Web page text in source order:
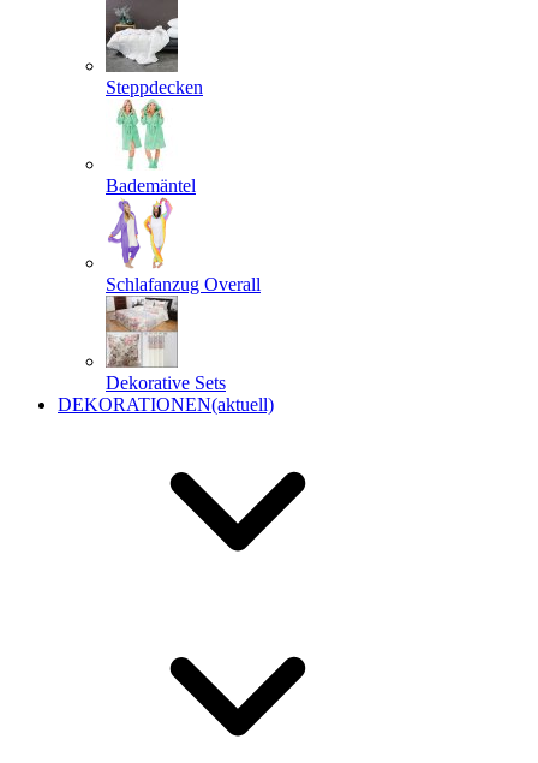
Steppdecken
Bademäntel
Schlafanzug Overall
Dekorative Sets
DEKORATIONEN(aktuell)